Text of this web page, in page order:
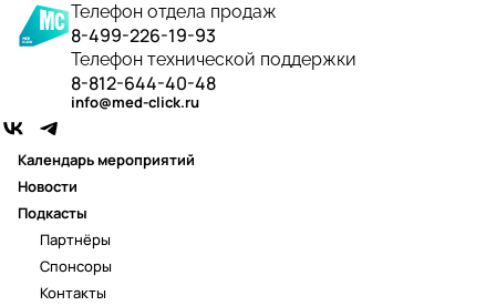
Телефон отдела продаж
8-499-226-19-93
Телефон технической поддержки
8-812-644-40-48
info@med-click.ru
Календарь мероприятий
Новости
Подкасты
Партнёры
Спонсоры
Контакты